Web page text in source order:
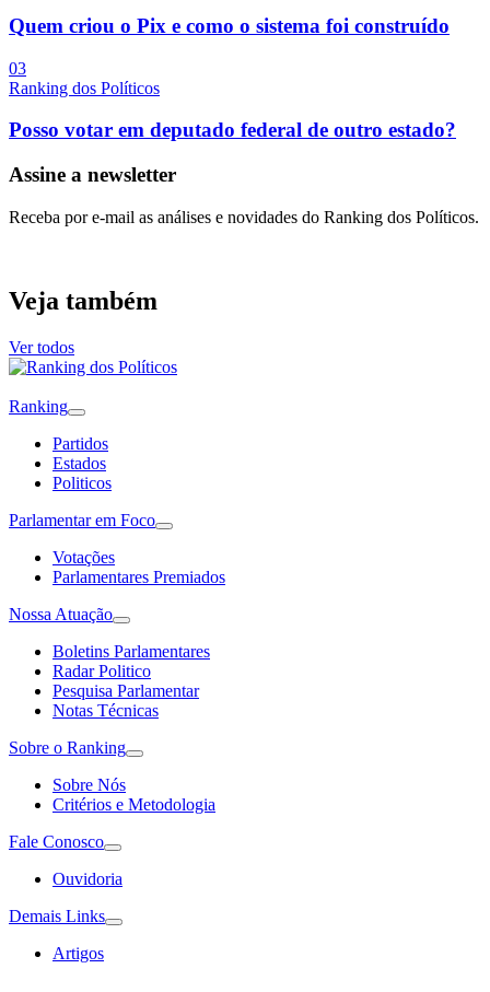
Quem criou o Pix e como o sistema foi construído
03
Ranking dos Políticos
Posso votar em deputado federal de outro estado?
Assine a newsletter
Receba por e-mail as análises e novidades do Ranking dos Políticos.
Veja também
Ver todos
Ranking
Partidos
Estados
Politicos
Parlamentar em Foco
Votações
Parlamentares Premiados
Nossa Atuação
Boletins Parlamentares
Radar Politico
Pesquisa Parlamentar
Notas Técnicas
Sobre o Ranking
Sobre Nós
Critérios e Metodologia
Fale Conosco
Ouvidoria
Demais Links
Artigos